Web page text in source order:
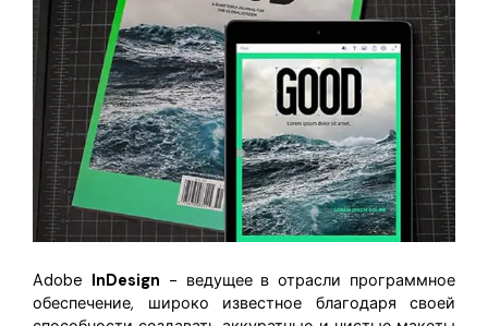
Adobe InDesign - ведущее в отрасли программное
обеспечение, широко известное благодаря своей